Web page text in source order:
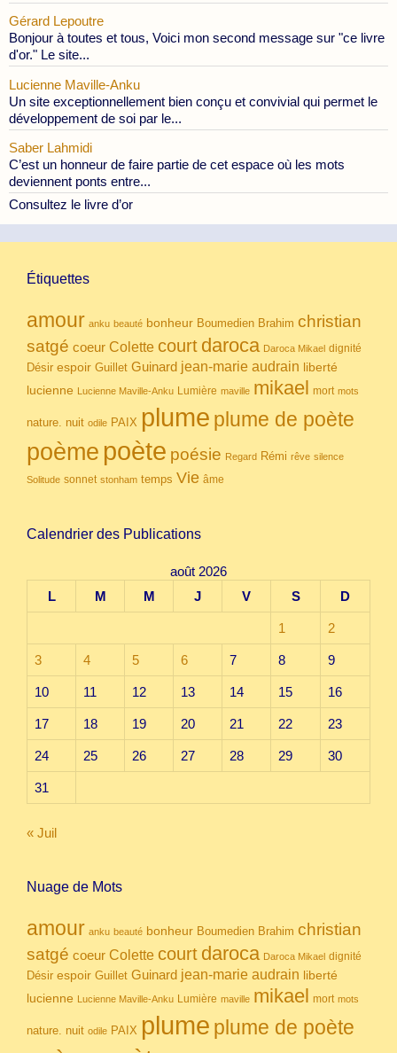
Gérard Lepoutre
Bonjour à toutes et tous, Voici mon second message sur "ce livre
d'or." Le site...
Lucienne Maville-Anku
Un site exceptionnellement bien conçu et convivial qui permet le
développement de soi par le...
Saber Lahmidi
C’est un honneur de faire partie de cet espace où les mots
deviennent ponts entre...
Consultez le livre d’or
Étiquettes
amour anku beauté bonheur Boumedien Brahim christian
satgé coeur Colette court daroca Daroca Mikael dignité
Désir espoir Guillet Guinard jean-marie audrain liberté
lucienne Lucienne Maville-Anku Lumière maville mikael mort mots
nature. nuit odile PAIX plume plume de poète
poème poète poésie Regard Rémi rêve silence
Solitude sonnet stonham temps Vie âme
Calendrier des Publications
août 2026
L
M M J V S D
1 2
3 4 5 6 7 8 9
10 11 12 13 14 15 16
17 18 19 20 21 22 23
24 25 26 27 28 29 30
31
« Juil
Nuage de Mots
amour anku beauté bonheur Boumedien Brahim christian
satgé coeur Colette court daroca Daroca Mikael dignité
Désir espoir Guillet Guinard jean-marie audrain liberté
lucienne Lucienne Maville-Anku Lumière maville mikael mort mots
nature. nuit odile PAIX plume plume de poète